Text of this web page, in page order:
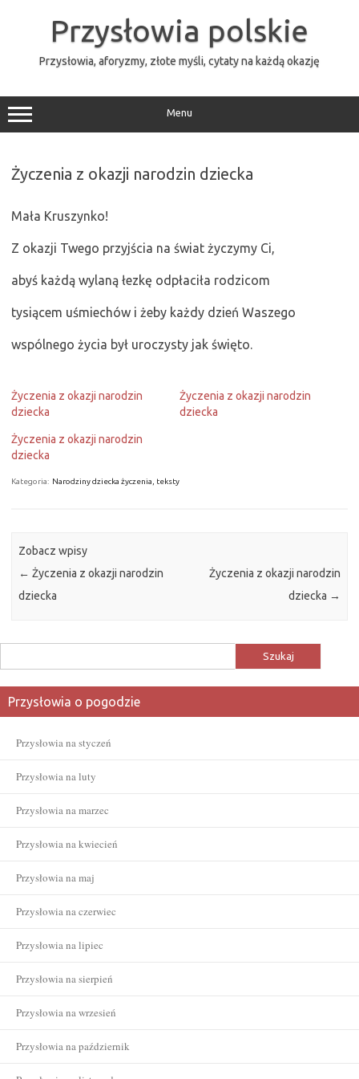
Przysłowia polskie
Przysłowia, aforyzmy, złote myśli, cytaty na każdą okazję
Menu
Życzenia z okazji narodzin dziecka
Mała Kruszynko!
Z okazji Twego przyjścia na świat życzymy Ci,
abyś każdą wylaną łezkę odpłaciła rodzicom
tysiącem uśmiechów i żeby każdy dzień Waszego
wspólnego życia był uroczysty jak święto.
Życzenia z okazji narodzin
dziecka
Życzenia z okazji narodzin
dziecka
Życzenia z okazji narodzin
dziecka
Kategoria: Narodziny dziecka życzenia, teksty
Zobacz wpisy
← Życzenia z okazji narodzin
dziecka
Życzenia z okazji narodzin
dziecka →
Przysłowia o pogodzie
Przysłowia na styczeń
Przysłowia na luty
Przysłowia na marzec
Przysłowia na kwiecień
Przysłowia na maj
Przysłowia na czerwiec
Przysłowia na lipiec
Przysłowia na sierpień
Przysłowia na wrzesień
Przysłowia na październik